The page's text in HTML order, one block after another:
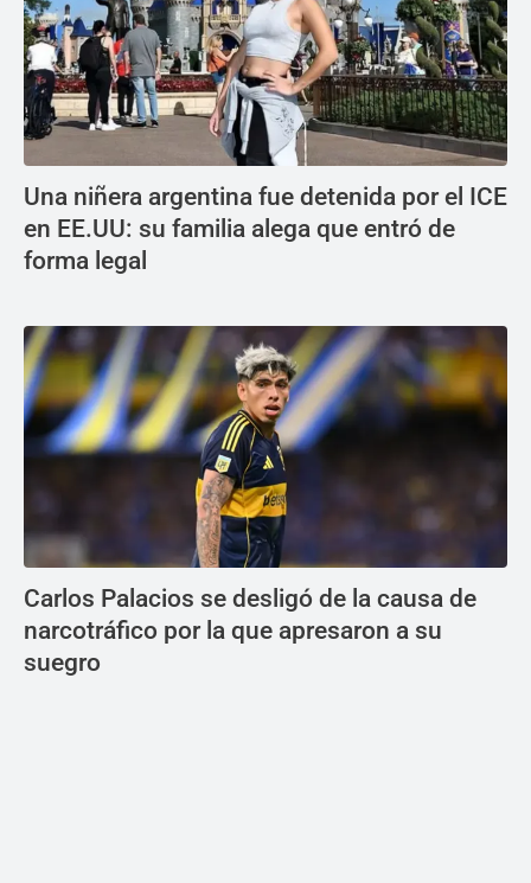
Una niñera argentina fue detenida por el ICE
en EE.UU: su familia alega que entró de
forma legal
Carlos Palacios se desligó de la causa de
narcotráfico por la que apresaron a su
suegro